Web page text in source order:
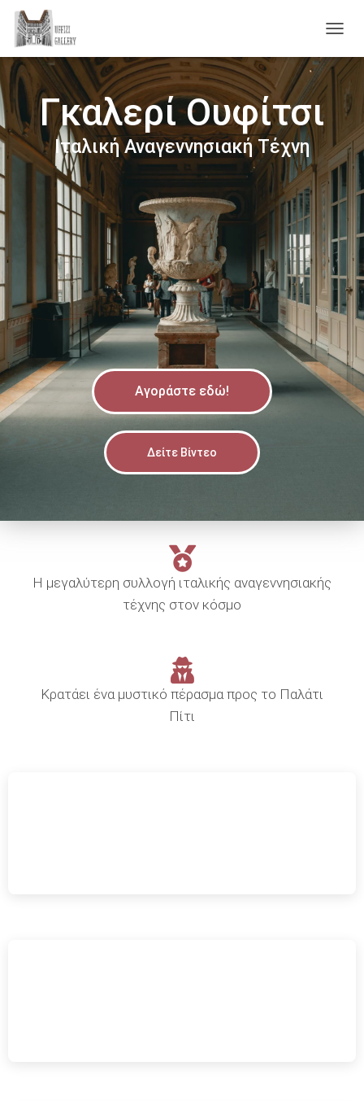
Ν
Α
Ή
Π
Η
Σ
Η
Σ
Γκαλερί Ουφίτσι
Ιταλική Αναγεννησιακή Τέχνη
Αγοράστε εδώ!
Δείτε Βίντεο
Η μεγαλύτερη συλλογή ιταλικής αναγεννησιακής
τέχνης στον κόσμο
Κρατάει ένα μυστικό πέρασμα προς το Παλάτι
Πίτι